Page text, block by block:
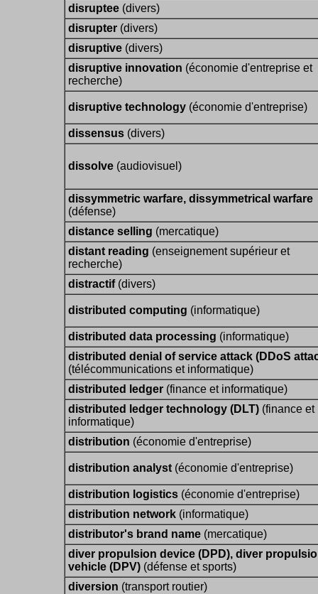
disruptee (divers)
disrupter (divers)
disruptive (divers)
disruptive innovation (économie d'entreprise et
recherche)
disruptive technology (économie d'entreprise)
dissensus (divers)
dissolve (audiovisuel)
dissymmetric warfare, dissymmetrical warfare
(défense)
distance selling (mercatique)
distant reading (enseignement supérieur et
recherche)
distractif(divers)
distributed computing (informatique)
distributed data processing (informatique)
distributed denial of service attack (DDoS
(télécommunications et informatique)
distributed ledger (finance et informatique)
distributed ledger technology (DLT) (finance et
informatique)
distribution (économie d'entreprise)
distribution analyst (économie d'entreprise)
distribution logistics (économie d'entreprise)
distribution network (informatique)
distributor's brand name (mercatique)
diver propulsion device (DPD), diver
vehicle (DPV) (défense et sports)
diversion (transport routier)